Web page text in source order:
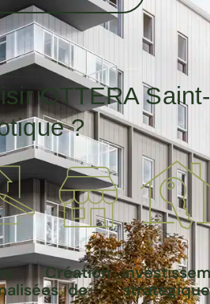
OTTERA Saint-
?
Création
de
stratégique